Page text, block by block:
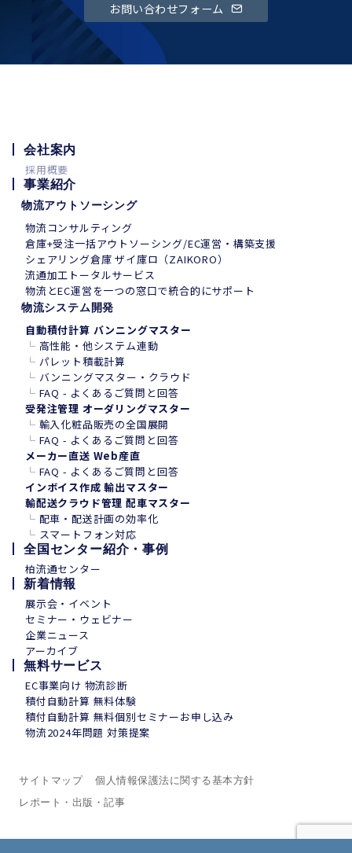
お問い合わせフォーム
会社案内
採用概要
事業紹介
物流アウトソーシング
物流コンサルティング
倉庫+受注一括アウトソーシング/EC運営・構築支援
シェアリング倉庫 ザイ庫ロ（ZAIKORO）
流通加工トータルサービス
物流とEC運営を一つの窓口で統合的にサポート
物流システム開発
自動積付計算 バンニングマスター
└ 高性能・他システム連動
└ パレット積載計算
└ バンニングマスター・クラウド
└ FAQ - よくあるご質問と回答
受発注管理 オーダリングマスター
└ 輸入化粧品販売の全国展開
└ FAQ - よくあるご質問と回答
メーカー直送 Web産直
└ FAQ - よくあるご質問と回答
インボイス作成 輸出マスター
輸配送クラウド管理 配車マスター
└ 配車・配送計画の効率化
└ スマートフォン対応
全国センター紹介・事例
柏流通センター
新着情報
展示会・イベント
セミナー・ウェビナー
企業ニュース
アーカイブ
無料サービス
EC事業向け 物流診断
積付自動計算 無料体験
積付自動計算 無料個別セミナーお申し込み
物流2024年問題 対策提案
サイトマップ
個人情報保護法に関する基本方針
レポート・出版・記事